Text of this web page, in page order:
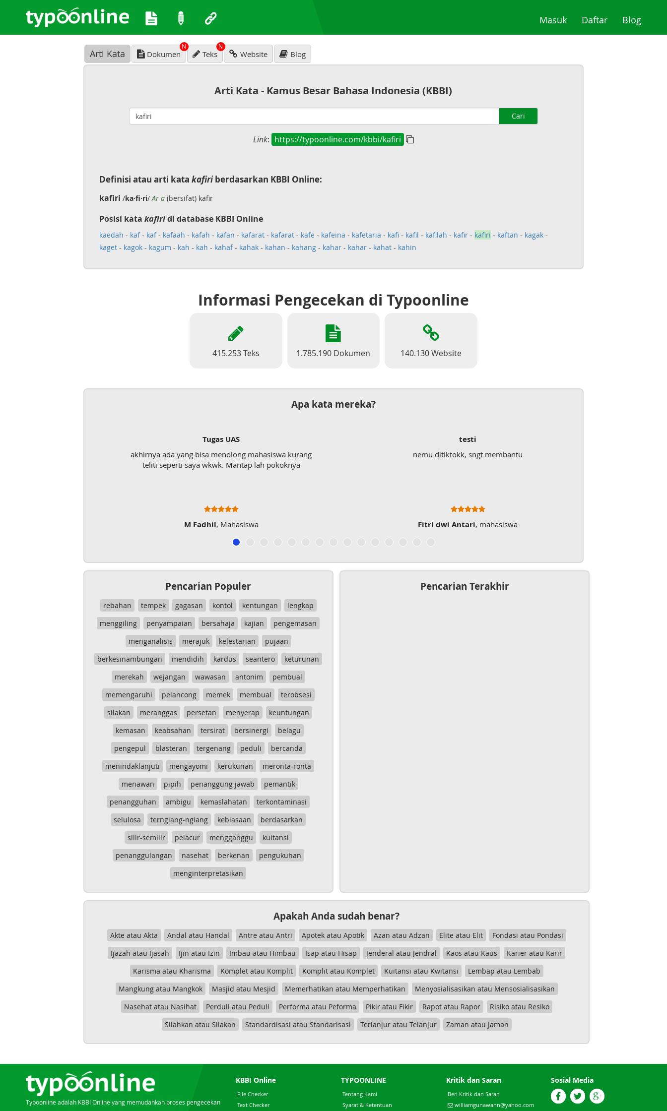
Masuk(current)
Daftar(current)
Blog
Arti Kata Dokumen
N
Teks
N
Website Blog
Arti Kata - Kamus Besar Bahasa Indonesia (KBBI)
Cari
Link: https://typoonline.com/kbbi/kafiri
Definisi atau arti kata kafiriberdasarkan KBBI Online:
kafiri /ka·fi·ri/Ar a(bersifat) kafir
Posisi kata kafiridi database KBBI Online
kaedah - kaf- kaf- kafaah - kafah - kafan - kafarat- kafarat- kafe - kafeina - kafetaria - kafi - kafil - kafilah - kafir- kafiri - kaftan - kagak-
kaget- kagok- kagum - kah - kah - kahaf- kahak- kahan - kahang- kahar- kahar- kahat- kahin
Informasi Pengecekan di Typoonline
415.253 Teks 1.785.190 Dokumen 140.130 Website
Apa kata mereka?
Tugas UAS
akhirnya ada yang bisa menolong mahasiswa kurang
teliti seperti saya wkwk. Mantap lah pokoknya
M Fadhil, Mahasiswa
testi
nemu ditiktokk, sngt membantu
Fitri dwi Antari, mahasiswa
Pencarian Populer
rebahan tempek gagasan kontol kentungan
lengkap
menggiling
penyampaian bersahaja kajian
pengemasan
menganalisis
merajuk kelestarian
pujaan
berkesinambungan
mendidih kardus seantero
keturunan
merekah
wejangan wawasan antonim
pembual
memengaruhi
pelancong memek membual
terobsesi
silakan
meranggas persetan menyerap
keuntungan
kemasan
keabsahan tersirat bersinergi
belagu
pengepul
blasteran tergenang peduli
bercanda
menindaklanjuti
mengayomi kerukunan
meronta-ronta
menawan
pipih penanggung jawab
pemantik
penangguhan
ambigu kemaslahatan
terkontaminasi
selulosa
terngiang-ngiang kebiasaan
berdasarkan
silir-semilir
pelacur mengganggu
kuitansi
penanggulangan
nasehat berkenan
pengukuhan
menginterpretasikan
Pencarian Terakhir
Apakah Anda sudah benar?
Akte atau Akta Andal atau Handal Antre atau Antri Apotek atau Apotik Azan atau Adzan Elite atau Elit
Fondasi atau Pondasi
Ijazah atau Ijasah
Ijin atau Izin Imbau atau Himbau Isap atau Hisap Jenderal atau Jendral Kaos atau Kaus
Karier atau Karir
Karisma atau Kharisma
Komplet atau Komplit Komplit atau Komplet Kuitansi atau Kwitansi
Lembap atau Lembab
Mangkung atau Mangkok
Masjid atau Mesjid Memerhatikan atau Memperhatikan
Menyosialisasikan atau Mensosialisasikan
Nasehat atau Nasihat
Perduli atau Peduli Performa atau Peforma Pikir atau Fikir Rapot atau Rapor
Risiko atau Resiko
Silahkan atau Silakan
Standardisasi atau Standarisasi Terlanjur atau Telanjur Zaman atau Jaman
Typoonline adalah KBBI Online yang memudahkan proses pengecekan
KBBI Online
File Checker
Text Checker
TYPOONLINE
Tentang Kami
Syarat & Ketentuan
Kritik dan Saran
Beri Kritik dan Saran
williamgunawann@yahoo.com
Sosial Media